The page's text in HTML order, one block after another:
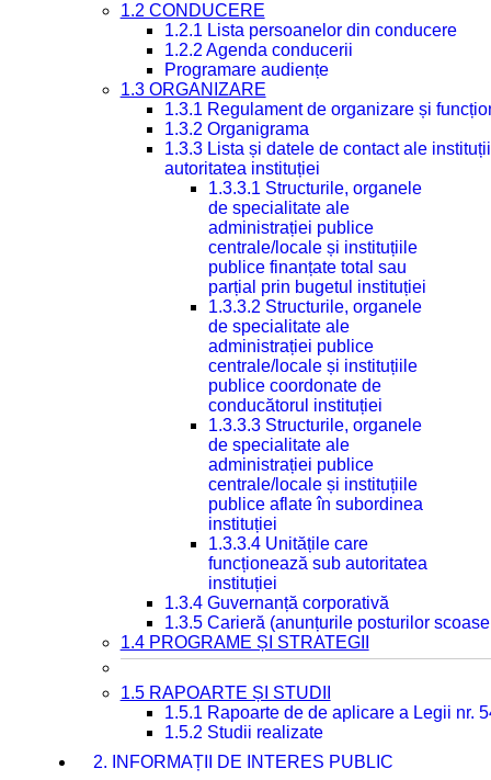
1.2 CONDUCERE
1.2.1 Lista persoanelor din conducere
1.2.2 Agenda conducerii
Programare audiențe
1.3 ORGANIZARE
1.3.1 Regulament de organizare și
1.3.2 Organigrama
1.3.3 Lista și datele de contact ale
autoritatea instituției
1.3.3.1 Structurile, organele
de specialitate ale
administrației publice
centrale/locale și instituțiile
publice finanțate total sau
parțial prin bugetul instituției
1.3.3.2 Structurile, organele
de specialitate ale
administrației publice
centrale/locale și instituțiile
publice coordonate de
conducătorul instituției
1.3.3.3 Structurile, organele
de specialitate ale
administrației publice
centrale/locale și instituțiile
publice aflate în subordinea
instituției
1.3.3.4 Unitățile care
funcționează sub autoritatea
instituției
1.3.4 Guvernanță corporativă
1.3.5 Carieră (anunțurile posturilor
1.4 PROGRAME ȘI STRATEGII
1.5 RAPOARTE ȘI STUDII
1.5.1 Rapoarte de de aplicare a Legii nr.
1.5.2 Studii realizate
2. INFORMAȚII DE INTERES PUBLIC